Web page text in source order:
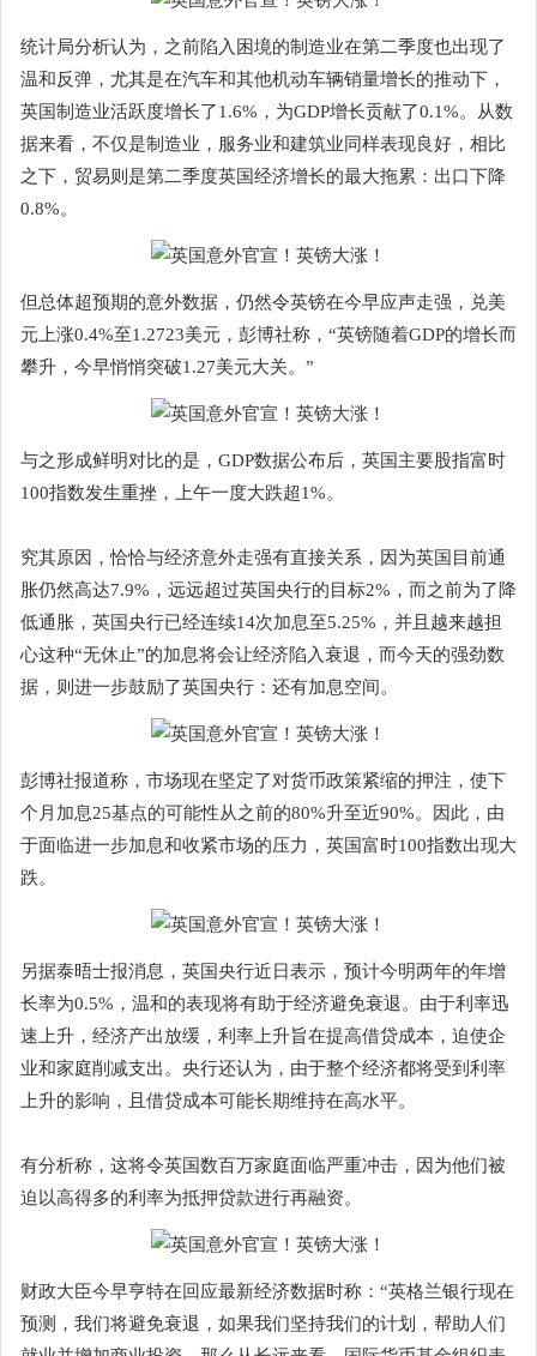
统计局分析认为，之前陷入困境的制造业在第二季度也出现了
温和反弹，尤其是在汽车和其他机动车辆销量增长的推动下，
英国制造业活跃度增长了1.6%，为GDP增长贡献了0.1%。从数
据来看，不仅是制造业，服务业和建筑业同样表现良好，相比
之下，贸易则是第二季度英国经济增长的最大拖累：出口下降
0.8%。
但总体超预期的意外数据，仍然令英镑在今早应声走强，兑美
元上涨0.4%至1.2723美元，彭博社称，“英镑随着GDP的增长而
攀升，今早悄悄突破1.27美元大关。”
与之形成鲜明对比的是，GDP数据公布后，英国主要股指富时
100指数发生重挫，上午一度大跌超1%。
究其原因，恰恰与经济意外走强有直接关系，因为英国目前通
胀仍然高达7.9%，远远超过英国央行的目标2%，而之前为了降
低通胀，英国央行已经连续14次加息至5.25%，并且越来越担
心这种“无休止”的加息将会让经济陷入衰退，而今天的强劲数
据，则进一步鼓励了英国央行：还有加息空间。
彭博社报道称，市场现在坚定了对货币政策紧缩的押注，使下
个月加息25基点的可能性从之前的80%升至近90%。因此，由
于面临进一步加息和收紧市场的压力，英国富时100指数出现大
跌。
另据泰晤士报消息，英国央行近日表示，预计今明两年的年增
长率为0.5%，温和的表现将有助于经济避免衰退。由于利率迅
速上升，经济产出放缓，利率上升旨在提高借贷成本，迫使企
业和家庭削减支出。央行还认为，由于整个经济都将受到利率
上升的影响，且借贷成本可能长期维持在高水平。
有分析称，这将令英国数百万家庭面临严重冲击，因为他们被
迫以高得多的利率为抵押贷款进行再融资。
财政大臣今早亨特在回应最新经济数据时称：“英格兰银行现在
预测，我们将避免衰退，如果我们坚持我们的计划，帮助人们